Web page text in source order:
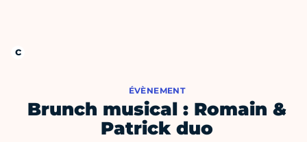
ÉVÈNEMENT
Brunch musical : Romain &
Patrick duo